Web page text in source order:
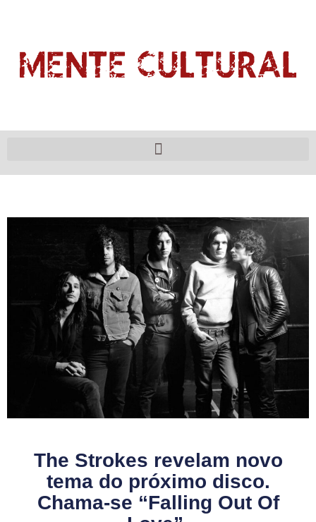
The Strokes revelam novo
tema do próximo disco.
Chama-se “Falling Out Of